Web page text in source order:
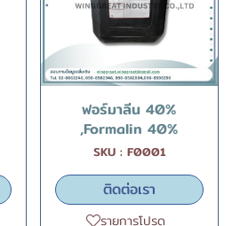
ฟอร์มาลีน 40%
,Formalin 40%
SKU : F0001
ติดต่อเรา
รายการโปรด